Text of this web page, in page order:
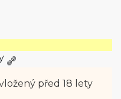
před 18 lety